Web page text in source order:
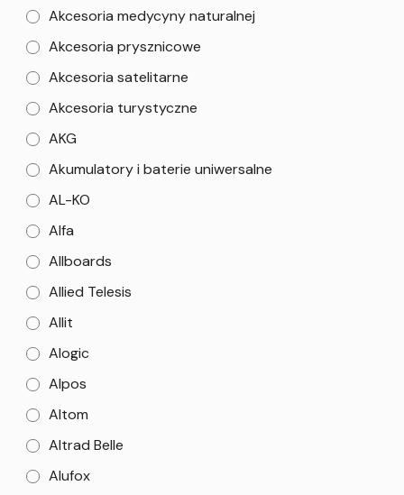
Akcesoria medycyny naturalnej
Akcesoria prysznicowe
Akcesoria satelitarne
Akcesoria turystyczne
AKG
Akumulatory i baterie uniwersalne
AL-KO
Alfa
Allboards
Allied Telesis
Allit
Alogic
Alpos
Altom
Altrad Belle
Alufox